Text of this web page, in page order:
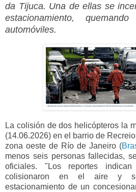
da Tijuca. Una de ellas se
estacionamiento,
automóviles.
La colisión de dos helicópteros la
(14.06.2026) en el barrio de
zona oeste de Río de Janeiro (
menos seis personas fallecidas,
oficiales. "Los reportes
colisionaron en el aire y
estacionamiento de un